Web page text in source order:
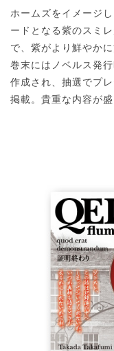
ホームズをイメージ
ードとなる紫のスミ
で、紫がより鮮やか
巻末にはノベルス発
作成され、抽選でプ
掲載。貴重な内容が盛